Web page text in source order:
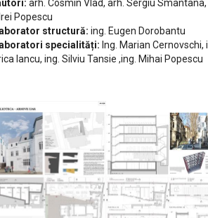
arh. Cosmin Vlad, arh. Sergiu Smantana,
Popescu
structură: ing. Eugen Dorobantu
specialități: Ing. Marian Cernovschi,
Iancu, ing. Silviu Tansie ,ing. Mihai Popescu